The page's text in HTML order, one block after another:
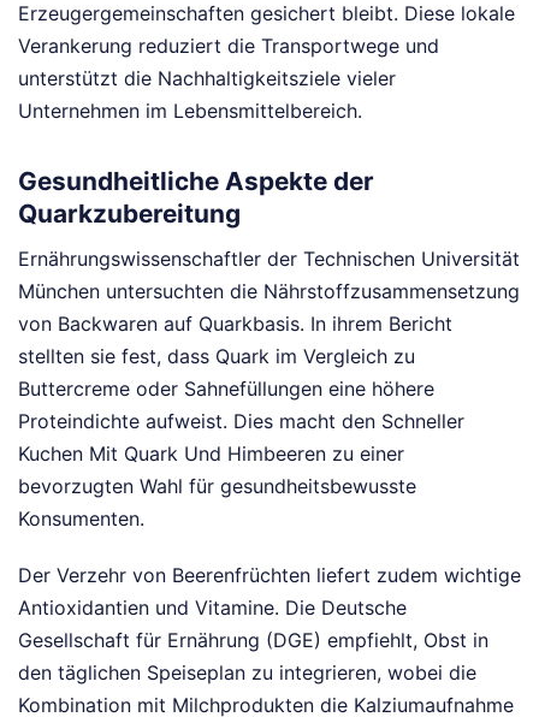
Erzeugergemeinschaften gesichert bleibt. Diese lokale
Verankerung reduziert die Transportwege und
unterstützt die Nachhaltigkeitsziele vieler
Unternehmen im Lebensmittelbereich.
Gesundheitliche Aspekte der
Quarkzubereitung
Ernährungswissenschaftler der Technischen Universität
München untersuchten die Nährstoffzusammensetzung
von Backwaren auf Quarkbasis. In ihrem Bericht
stellten sie fest, dass Quark im Vergleich zu
Buttercreme oder Sahnefüllungen eine höhere
Proteindichte aufweist. Dies macht den Schneller
Kuchen Mit Quark Und Himbeeren zu einer
bevorzugten Wahl für gesundheitsbewusste
Konsumenten.
Der Verzehr von Beerenfrüchten liefert zudem wichtige
Antioxidantien und Vitamine. Die Deutsche
Gesellschaft für Ernährung (DGE) empfiehlt, Obst in
den täglichen Speiseplan zu integrieren, wobei die
Kombination mit Milchprodukten die Kalziumaufnahme